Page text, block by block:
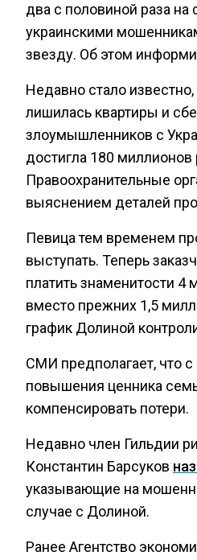
два с половиной раза на
украинскими
звезду. Об этом
Недавно стало
лишилась квартиры и
злоумышленников с
достигла 180 миллионов
Правоохранительные
выяснением деталей
Певица тем временем
выступать. Теперь
платить знаменитости 4
вместо прежних 1,5
график Долиной
СМИ предполагает, что
повышения ценника
компенсировать потери.
Недавно член Гильдии
Константин Барсуков
указывающие на
случае с Долиной.
Ранее Агентство